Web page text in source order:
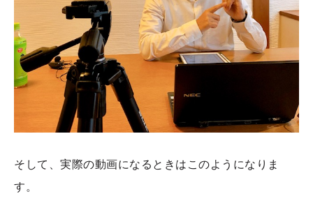
そして、実際の動画になるときはこのようになりま
す。